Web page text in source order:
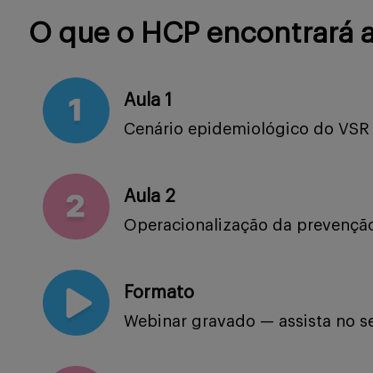
O que o HCP encontrará
Aula 1
Cenário epidemiológico do
Aula 2
Operacionalização da
Formato
Webinar gravado — assista no